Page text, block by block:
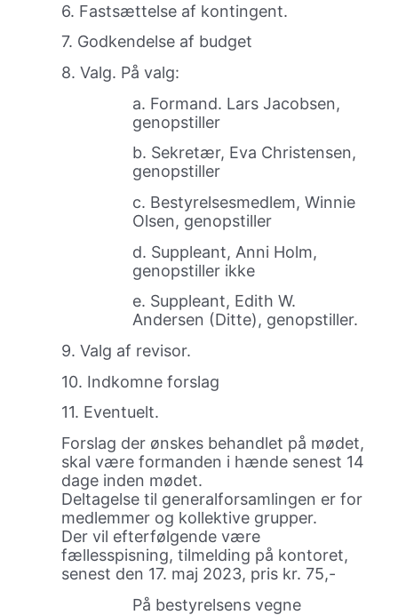
6. Fastsættelse af kontingent.
7. Godkendelse af budget
8. Valg. På valg:
a. Formand. Lars Jacobsen,
genopstiller
b. Sekretær, Eva Christensen,
genopstiller
c. Bestyrelsesmedlem, Winnie
Olsen, genopstiller
d. Suppleant, Anni Holm,
genopstiller ikke
e. Suppleant, Edith W.
Andersen (Ditte), genopstiller.
9. Valg af revisor.
10. Indkomne forslag
11. Eventuelt.
Forslag der ønskes behandlet på mødet,
skal være formanden i hænde senest 14
dage inden mødet.
Deltagelse til generalforsamlingen er for
medlemmer og kollektive grupper.
Der vil efterfølgende være
fællesspisning, tilmelding på kontoret,
senest den 17. maj 2023, pris kr. 75,-
På bestyrelsens vegne